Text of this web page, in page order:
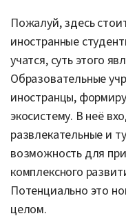
Пожалуй, здесь
иностранные
учатся, суть этого
Образовательные
иностранцы,
экосистему. В неё
развлекательные и
возможность для
комплексного
Потенциально это
целом.